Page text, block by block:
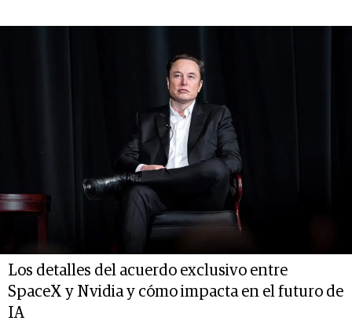
Los detalles del acuerdo exclusivo entre
SpaceX y Nvidia y cómo impacta en el futuro de
IA